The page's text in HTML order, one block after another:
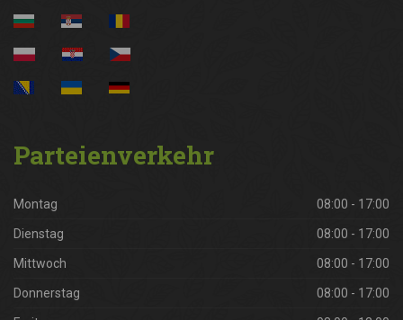
Parteienverkehr
Montag 08:00 - 17:00
Dienstag 08:00 - 17:00
Mittwoch 08:00 - 17:00
Donnerstag 08:00 - 17:00